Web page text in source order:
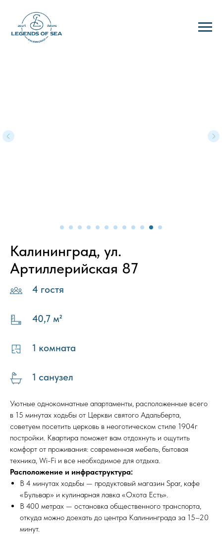
Калининград, ул.
Артиллерийская 87
4 гостя
40,7 м²
1 комната
1 санузел
Уютные однокомнатные апартаменты, расположенные всего
в 15 минутах ходьбы от Церкви святого Адальберта,
советуем посетить церковь в неоготическом стиле 1904г
постройки. Квартира поможет вам отдохнуть и ощутить
комфорт от проживания: современная мебель, бытовая
техника, Wi-Fi и все необходимое для отдыха.
Расположение и инфраструктура:
В 4 минутах ходьбы — продуктовый магазин Spar, кафе
«Бульвар» и кулинарная лавка «Охота Есть».
В 400 метрах — остановка общественного транспорта,
откуда можно доехать до центра Калининграда за 15–20
минут.